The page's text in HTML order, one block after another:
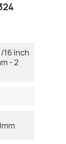
16 Inch
- 2